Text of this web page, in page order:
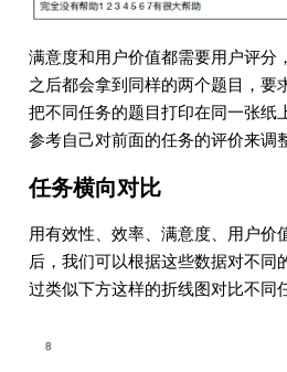
满意度和用户价值都需要用户评分
之后都会拿到同样的两个题目，要
把不同任务的题目打印在同一张纸
参考自己对前面的任务的评价来调
任务横向对比
用有效性、效率、满意度、用户价
后，我们可以根据这些数据对不同
过类似下方这样的折线图对比不同